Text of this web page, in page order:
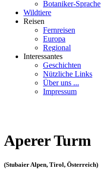
Botaniker-Sprache
Wildtiere
Reisen
Fernreisen
Europa
Regional
Interessantes
Geschichten
Nützliche Links
Über uns ...
Impressum
Aperer Turm
(Stubaier Alpen, Tirol, Österreich)